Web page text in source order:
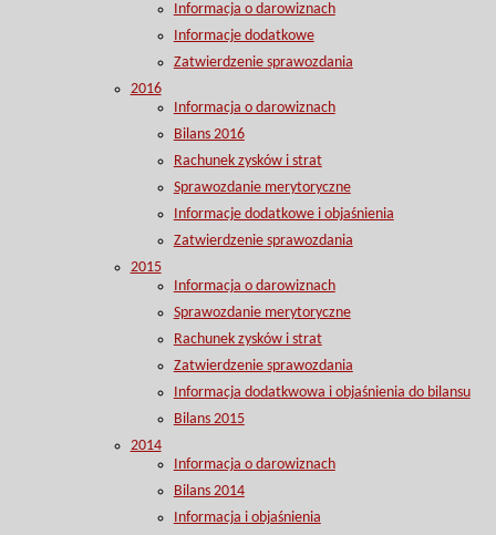
Informacja o darowiznach
Informacje dodatkowe
Zatwierdzenie sprawozdania
2016
Informacja o darowiznach
Bilans 2016
Rachunek zysków i strat
Sprawozdanie merytoryczne
Informacje dodatkowe i objaśnienia
Zatwierdzenie sprawozdania
2015
Informacja o darowiznach
Sprawozdanie merytoryczne
Rachunek zysków i strat
Zatwierdzenie sprawozdania
Informacja dodatkwowa i objaśnienia do bilansu
Bilans 2015
2014
Informacja o darowiznach
Bilans 2014
Informacja i objaśnienia